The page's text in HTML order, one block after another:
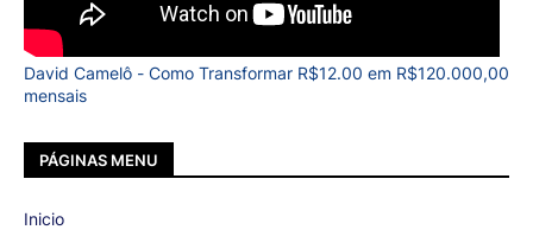
David Camelô - Como Transformar R$12.00 em R$120.000,00
mensais
PÁGINAS MENU
Inicio